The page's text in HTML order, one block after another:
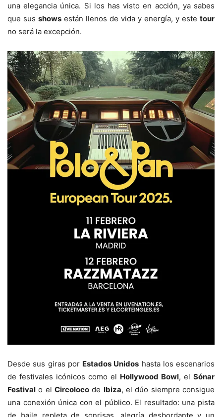
una elegancia única. Si los has visto en acción, ya sabes
que sus shows están llenos de vida y energía, y este tour
no será la excepción.
Desde sus giras por Estados Unidos hasta los escenarios
de festivales icónicos como el Hollywood Bowl, el Sónar
Festival o el Circoloco de Ibiza, el dúo siempre consigue
una conexión única con el público. El resultado: una pista